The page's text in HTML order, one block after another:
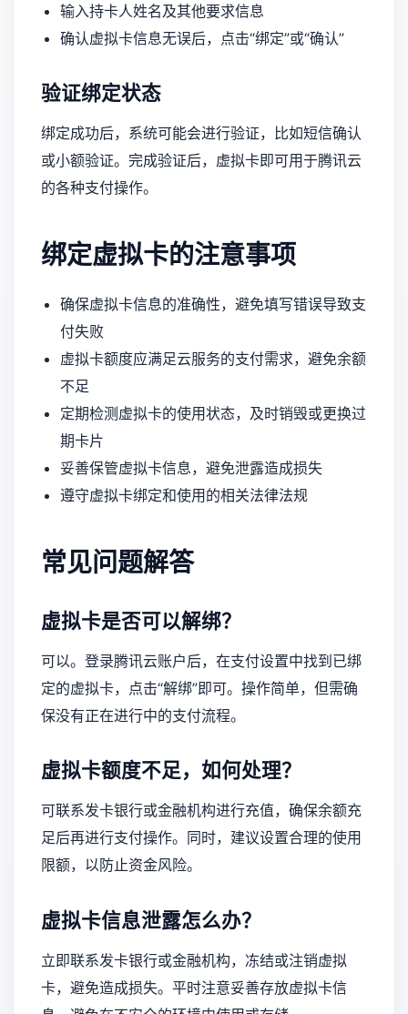
输入持卡人姓名及其他要求信息
确认虚拟卡信息无误后，点击“绑定”或“确认”
验证绑定状态
绑定成功后，系统可能会进行验证，比如短信确认
或小额验证。完成验证后，虚拟卡即可用于腾讯云
的各种支付操作。
绑定虚拟卡的注意事项
确保虚拟卡信息的准确性，避免填写错误导致支
付失败
虚拟卡额度应满足云服务的支付需求，避免余额
不足
定期检测虚拟卡的使用状态，及时销毁或更换过
期卡片
妥善保管虚拟卡信息，避免泄露造成损失
遵守虚拟卡绑定和使用的相关法律法规
常见问题解答
虚拟卡是否可以解绑？
可以。登录腾讯云账户后，在支付设置中找到已绑
定的虚拟卡，点击“解绑”即可。操作简单，但需确
保没有正在进行中的支付流程。
虚拟卡额度不足，如何处理？
可联系发卡银行或金融机构进行充值，确保余额充
足后再进行支付操作。同时，建议设置合理的使用
限额，以防止资金风险。
虚拟卡信息泄露怎么办？
立即联系发卡银行或金融机构，冻结或注销虚拟
卡，避免造成损失。平时注意妥善存放虚拟卡信